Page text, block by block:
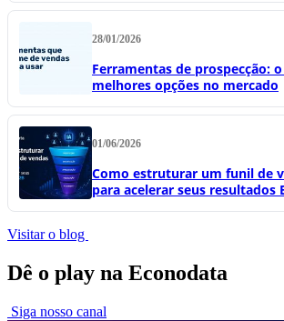
28/01/2026
Ferramentas de prospecção:
melhores opções no mercado
01/06/2026
Como estruturar um funil de
para acelerar seus resultados
Visitar o blog
Dê o play na Econodata
Siga nosso canal